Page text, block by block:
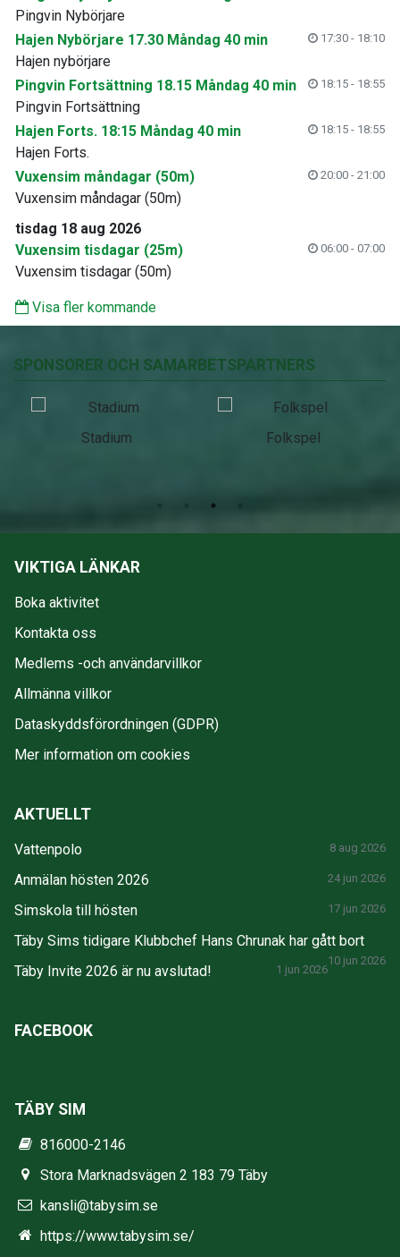
Pingvin Nybörjare
Hajen Nybörjare 17.30 Måndag 40 min
17:30 - 18:10
Hajen nybörjare
Pingvin Fortsättning 18.15 Måndag 40 min
18:15 - 18:55
Pingvin Fortsättning
Hajen Forts. 18:15 Måndag 40 min
18:15 - 18:55
Hajen Forts.
Vuxensim måndagar (50m)
20:00 - 21:00
Vuxensim måndagar (50m)
tisdag 18 aug 2026
Vuxensim tisdagar (25m)
06:00 - 07:00
Vuxensim tisdagar (50m)
Visa fler kommande
SPONSORER OCH SAMARBETSPARTNERS
Stadium Folkspel
VIKTIGA LÄNKAR
Boka aktivitet
Kontakta oss
Medlems -och användarvillkor
Allmänna villkor
Dataskyddsförordningen (GDPR)
Mer information om cookies
AKTUELLT
Vattenpolo 8 aug 2026
Anmälan hösten 2026 24 jun 2026
Simskola till hösten 17 jun 2026
Täby Sims tidigare Klubbchef Hans Chrunak har gått bort
10 jun 2026
Täby Invite 2026 är nu avslutad! 1 jun 2026
FACEBOOK
TÄBY SIM
816000-2146
Stora Marknadsvägen 2 183 79 Täby
kansli@tabysim.se
https://www.tabysim.se/